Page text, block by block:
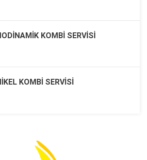
KOMBI SERVISI
KOMBI SERVISI